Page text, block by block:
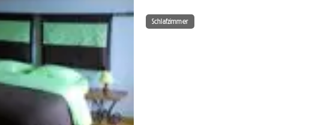
Schlafzimmer